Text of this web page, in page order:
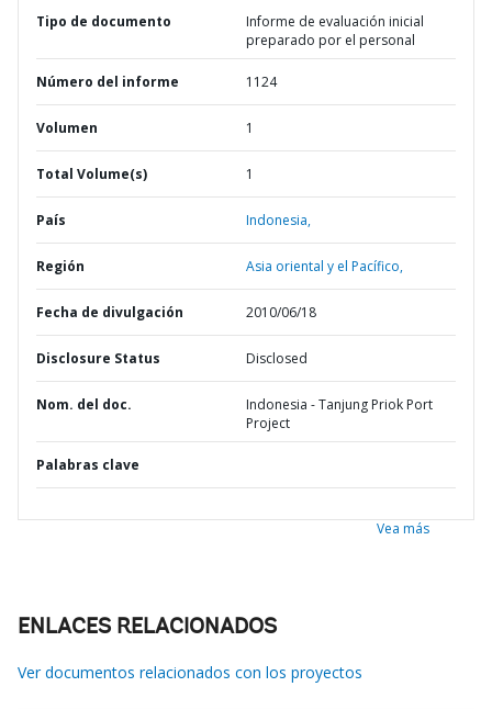
Tipo de documento
Informe de evaluación inicial
preparado por el personal
Número del informe 1124
Volumen 1
Total Volume(s) 1
País Indonesia,
Región Asia oriental y el Pacífico,
Fecha de divulgación 2010/06/18
Disclosure Status Disclosed
Nom. del doc.
Indonesia - Tanjung Priok Port
Project
Palabras clave
Vea más
ENLACES RELACIONADOS
Ver documentos relacionados con los proyectos